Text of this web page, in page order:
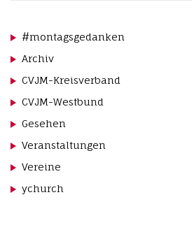
#montagsgedanken
Archiv
CVJM-Kreisverband
CVJM-Westbund
Gesehen
Veranstaltungen
Vereine
ychurch